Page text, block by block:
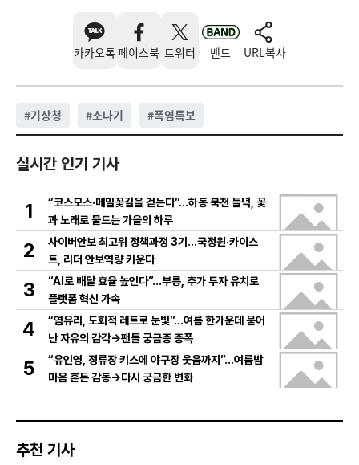
카카오톡 페이스북 트위터 밴드 URL복사
#기상청 #소나기 #폭염특보
실시간 인기 기사
1
“코스모스·메밀꽃길을 걷는다”…하동 북천 들녘, 꽃
과 노래로 물드는 가을의 하루
2
사이버안보 최고위 정책과정 3기…국정원·카이스
트, 리더 안보역량 키운다
3
“AI로 배달 효율 높인다”…부릉, 추가 투자 유치로
플랫폼 혁신 가속
4
“염유리, 도회적 레트로 눈빛”…여름 한가운데 묻어
난 자유의 감각→팬들 궁금증 증폭
5
“유인영, 정류장 키스에 야구장 웃음까지”…여름밤
마음 흔든 감동→다시 궁금한 변화
추천 기사